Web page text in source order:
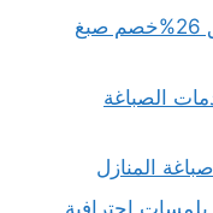
صباغ المسيلة شاطر للفلل والشقق 26%خصم صبغ
خدمات الصباغة
احترافية